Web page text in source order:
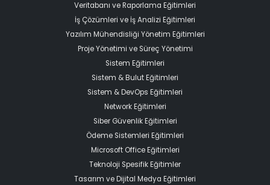
Veritabanı ve Raporlama Eğitimleri
İş Çözümleri ve İş Analizi Eğitimleri
Yazılım Mühendisliği Yönetim Eğitimleri
Proje Yönetimi ve Süreç Yönetimi
Sistem Eğitimleri
Sistem & Bulut Eğitimleri
Sistem & DevOps Eğitimleri
Network Eğitimleri
Siber Güvenlik Eğitimleri
Ödeme Sistemleri Eğitimleri
Microsoft Office Eğitimleri
Teknoloji Spesifik Eğitimler
Tasarım ve Dijital Medya Eğitimleri